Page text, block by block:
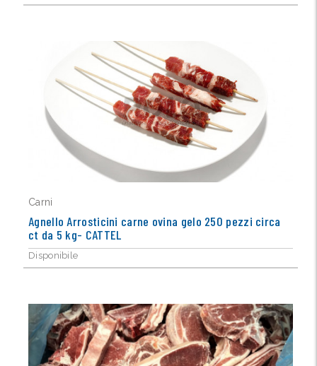
Carni
Agnello Arrosticini carne ovina gelo 250 pezzi circa
ct da 5 kg- CATTEL
Disponibile